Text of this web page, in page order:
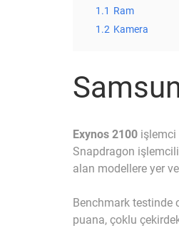
1.1 Ram
1.2 Kamera
Exynos 2100 işlemci
Snapdragon
alan modellere yer
Benchmark testinde
puana, çoklu